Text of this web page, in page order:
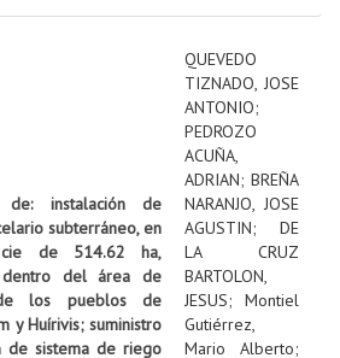
de: instalación de
subterráneo, en
de 514.62 ha,
dentro del área de
los pueblos de
y Huírivis; suministro
de sistema de riego
QUEVEDO
TIZNADO, JOSE
ANTONIO;
PEDROZO
ACUÑA,
ADRIAN; BREÑA
NARANJO, JOSE
AGUSTIN; DE
LA CRUZ
BARTOLON,
JESUS; Montiel
Gutiérrez,
Mario Alberto;